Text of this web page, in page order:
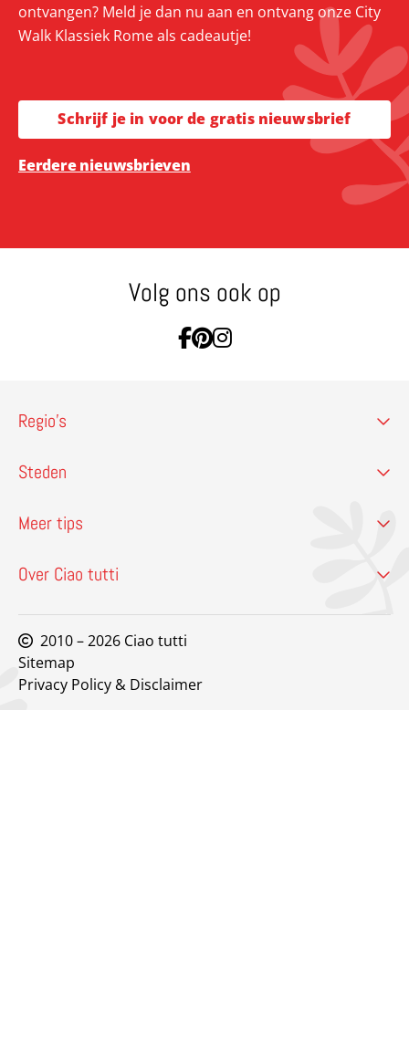
ontvangen? Meld je dan nu aan en ontvang onze City
Walk Klassiek Rome als cadeautje!
Schrijf je in voor de gratis nieuwsbrief
Eerdere nieuwsbrieven
Volg ons ook op
Ga naar Facebook
Ga naar Pinterest
Ga naar Instagram
Regio’s
Steden
Meer tips
Over Ciao tutti
2010 – 2026 Ciao tutti
Sitemap
Privacy Policy & Disclaimer